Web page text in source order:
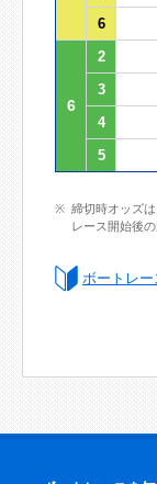
6
6
2
3
4
5
締切時オッズ
レース開始後
ボートレー